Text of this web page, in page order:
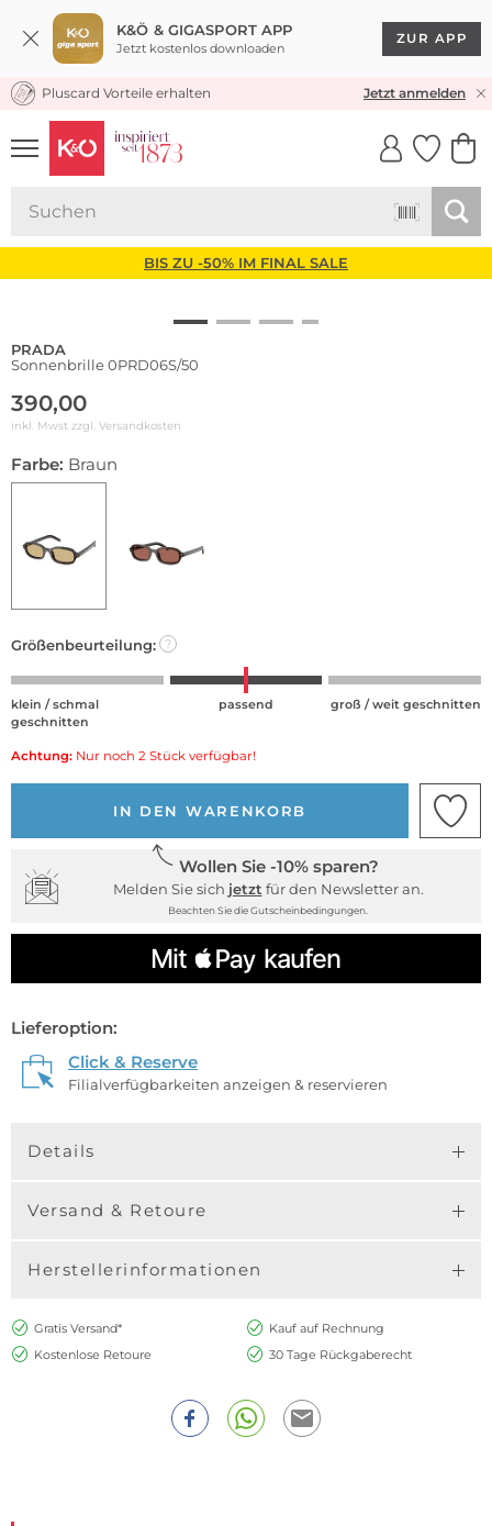
K&Ö & GIGASPORT APP
Jetzt kostenlos downloaden
ZUR APP
KOSTENLOSER VERSAND* & RÜCKVERSAND
Pluscard Vorteile erhalten Jetzt anmelden
UNSERE APP
CLICK &
BIS ZU -50% IM FINAL SALE
PRADA
Sonnenbrille 0PRD06S/50
390,00
inkl. Mwst zzgl. Versandkosten
Farbe: Braun
Größenbeurteilung: ?
klein / schmal
geschnitten
passend groß / weit geschnitten
Achtung: Nur noch 2 Stück verfügbar!
IN DEN WARENKORB
Wollen Sie -10% sparen?
Melden Sie sich jetzt für den Newsletter an.
Beachten Sie die Gutscheinbedingungen.
Lieferoption:
Click & Reserve
Filialverfügbarkeiten anzeigen & reservieren
Details
Versand & Retoure
Herstellerinformationen
Gratis Versand*
Kauf auf Rechnung
Kostenlose Retoure
30 Tage Rückgaberecht